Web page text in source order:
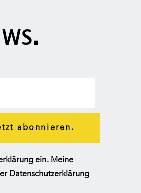
abonnieren.
ein. Meine
Datenschutzerklärung